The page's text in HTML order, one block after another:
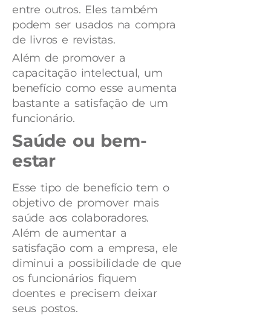
entre outros. Eles também
podem ser usados na compra
de livros e revistas.
Além de promover a
capacitação intelectual, um
benefício como esse aumenta
bastante a satisfação de um
funcionário.
Saúde ou bem-
estar
Esse tipo de benefício tem o
objetivo de promover mais
saúde aos colaboradores.
Além de aumentar a
satisfação com a empresa, ele
diminui a possibilidade de que
os funcionários fiquem
doentes e precisem deixar
seus postos.